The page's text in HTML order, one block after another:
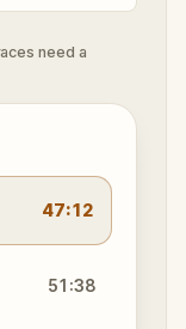
need a
47:12
51:38